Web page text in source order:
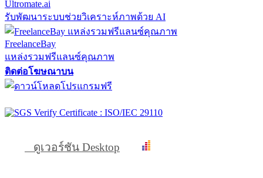
Ultromate.ai
รับพัฒนาระบบช่วยวิเคราะห์ภาพด้วย AI
FreelanceBay
แหล่งรวมฟรีแลนซ์คุณภาพ
ติดต่อโฆษณาบน
ดูเวอร์ชัน Desktop